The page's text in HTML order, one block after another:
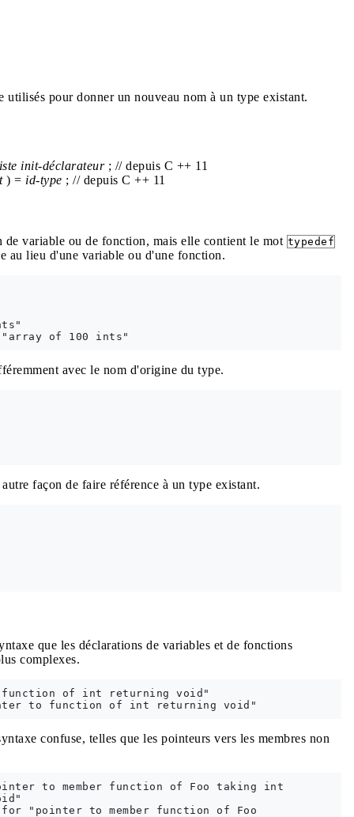
utilisés pour donner un nouveau nom à un type existant.
init-déclarateur; // depuis C ++ 11
) = id-type ; // depuis C ++ 11
variable ou de fonction, mais elle contient le mot typedef
au lieu d'une variable ou d'une fonction.
avec le nom d'origine du type.
façon de faire référence à un type existant.
que les déclarations de variables et de fonctions
complexes.
of int returning void"
confuse, telles que les pointeurs vers les membres non
to member function of Foo taking int
"pointer to member function of Foo